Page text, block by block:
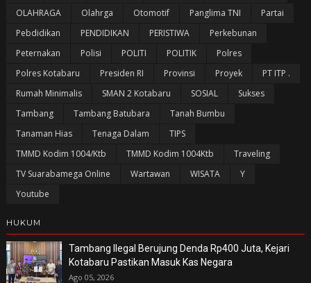
OLAHRAGA
Olahrga Otomotif Panglima TNI
Partai
Pebdidikan
PENDIDIKAN PERISTIWA
Perkebunan
Peternakan
Polisi POLITI POLITIK
Polres
Polres Kotabaru
Presiden RI Provinsi Proyek
PT ITP .
Rumah Minimalis
SMAN 2 Kotabaru SOSIAL
Sukses
Tambang
Tambang Batubara
Tanah Bumbu
Tanaman Hias
Tenaga Dalam
TIPS
TMMD Kodim 1004/Ktb
TMMD Kodim 1004Ktb
Traveling
TV Suarabamega Online
Wartawan WISATA
Y
Youtube
HUKUM
Tambang Ilegal Berujung Denda Rp400 Juta, Kejari
Kotabaru Pastikan Masuk Kas Negara
Ago 05, 2026